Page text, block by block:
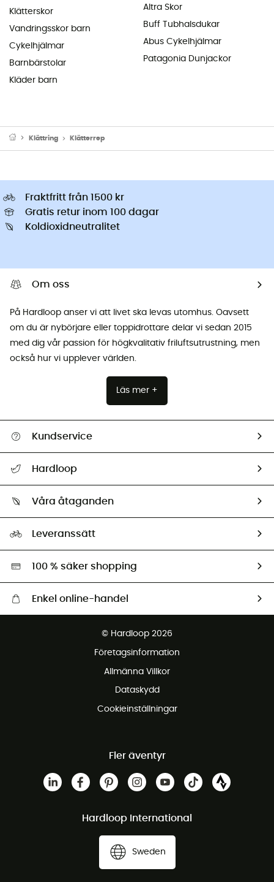
Klätterskor
Vandringsskor barn
Cykelhjälmar
Barnbärstolar
Kläder barn
Altra Skor
Buff Tubhalsdukar
Abus Cykelhjälmar
Patagonia Dunjackor
Klättring Klätterrep
Fraktfritt från 1500 kr
Gratis retur inom 100 dagar
Koldioxidneutralitet
Om oss
På Hardloop anser vi att livet ska levas utomhus. Oavsett
om du är nybörjare eller toppidrottare delar vi sedan 2015
med dig vår passion för högkvalitativ friluftsutrustning, men
också hur vi upplever världen.
Läs mer +
Kundservice
Retur & återbetalning
Hardloop
Våra åtaganden
Miljöanpassat urval
Leveranssätt
100 % säker shopping
Enkel online-handel
© Hardloop 2026
Företagsinformation
Allmänna Villkor
Dataskydd
Cookieinställningar
Fler äventyr
Hardloop International
Sweden